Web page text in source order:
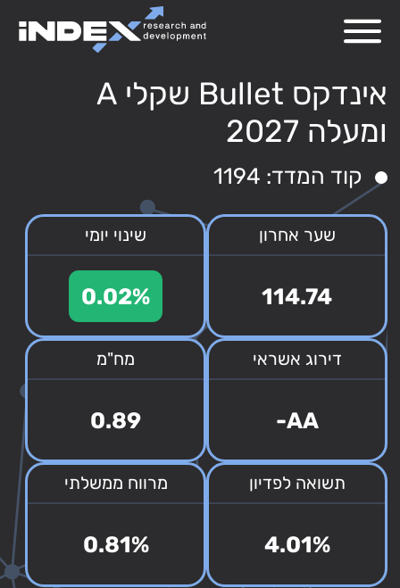
אינדקס Bullet שקלי A
ומעלה 2027
קוד המדד: 1194
שער אחרון
114.74
שינוי יומי
0.02%
דירוג אשראי
AA-
מח"מ
0.89
תשואה לפדיון
4.01%
מרווח ממשלתי
0.81%